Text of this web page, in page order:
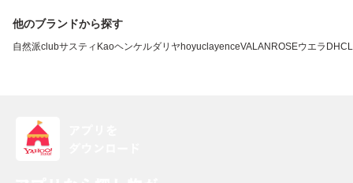
他のブランドから探す
自然派clubサスティ Kaoヘンケルダリヤ hoyuclayenceVALANROSEウエラ DHC